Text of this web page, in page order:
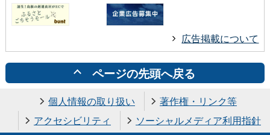
広告掲載について
ページの先頭へ戻る
個人情報の取り扱い
著作権・リンク等
アクセシビリティ
ソーシャルメディア利用指針